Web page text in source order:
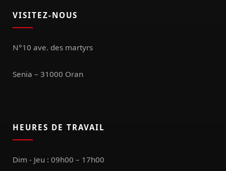
VISITEZ-NOUS
N°10 ave. des martyrs
Senia – 31000 Oran
HEURES DE TRAVAIL
Dim - Jeu : 09h00 – 17h00